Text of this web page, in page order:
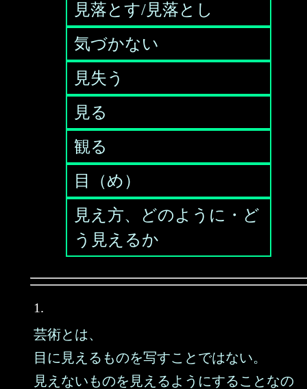
見落とす/見落とし
気づかない
見失う
見る
観る
目（め）
見え方、どのように・ど
う見えるか
1.
芸術とは、
目に見えるものを写すことではない。
見えないものを見えるようにすることなの